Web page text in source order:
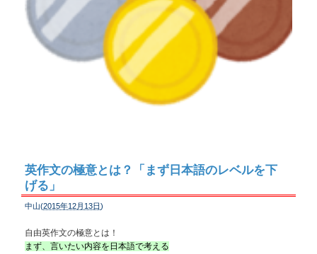
英作文の極意とは？「まず日本語のレベルを下
げる」
中山(2015年12月13日)
自由英作文の極意とは！
まず、言いたい内容を日本語で考える